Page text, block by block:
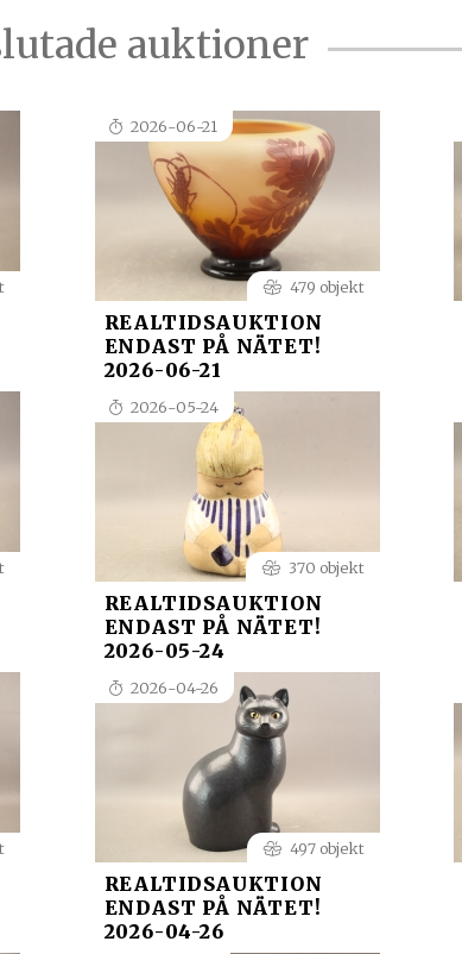
auktioner
2026-06-21
479 objekt
REALTIDSAUKTION
ENDAST PÅ NÄTET!
2026-06-21
2026-05-24
370 objekt
REALTIDSAUKTION
ENDAST PÅ NÄTET!
2026-05-24
2026-04-26
497 objekt
REALTIDSAUKTION
ENDAST PÅ NÄTET!
2026-04-26